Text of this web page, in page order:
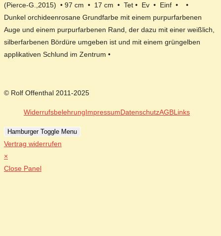
(Pierce-G.,2015) • 97 cm • 17 cm • Tet • Ev • Einf • •
Dunkel orchideenrosane Grundfarbe mit einem purpurfarbenen
Auge und einem purpurfarbenen Rand, der dazu mit einer weißlich,
silberfarbenen Bördüre umgeben ist und mit einem grüngelben
applikativen Schlund im Zentrum •
© Rolf Offenthal 2011-2025
WiderrufsbelehrungImpressumDatenschutzAGBLinks
Hamburger Toggle Menu
Vertrag widerrufen
×
Close Panel